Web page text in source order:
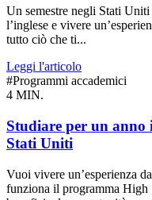
Un semestre negli Stati
l’inglese e vivere
tutto ciò che ti...
Leggi l'articolo
#Programmi accademici
4 MIN.
Studiare per un anno
Stati Uniti
Vuoi vivere un’esperienza
funziona il programma